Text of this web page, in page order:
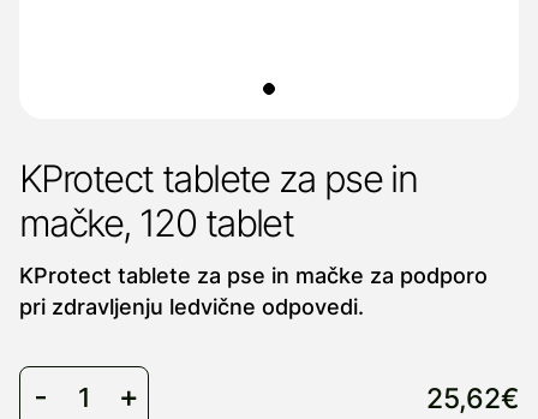
KProtect tablete za pse in
mačke, 120 tablet
KProtect tablete za pse in mačke za podporo
pri zdravljenju ledvične odpovedi.
25,62€